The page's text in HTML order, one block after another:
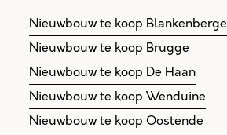
Nieuwbouw te koop Blankenberge
Nieuwbouw te koop Brugge
Nieuwbouw te koop De Haan
Nieuwbouw te koop Wenduine
Nieuwbouw te koop Oostende